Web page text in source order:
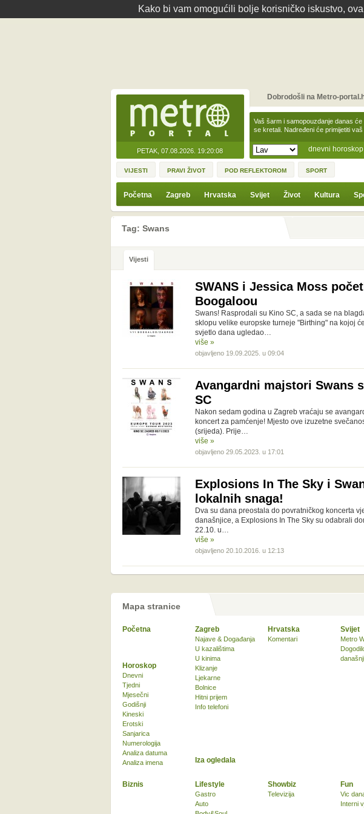
Kako bi vam omogućili bolje korisničko iskustvo,
PETAK, 07.08.2026. 19:20:08 dnevni horoskop
Vaš šarm i samopouzdanje danas
se kretali. Nadređeni će primijetiti
Dobrodošli na Metro-
VIJESTI PRAVI ŽIVOT POD REFLEKTOROM SPORT
Početna Zagreb Hrvatska Svijet Život Kultura
Tag: Swans
Vijesti
SWANS i Jessica Moss
Boogaloou
Swans! Rasprodali su Kino SC, a sada se na
sklopu velike europske turneje "Birthing" na kojoj
svjetlo dana ugledao…
više »
objavljeno 19.09.2025. u 09:04
Avangardni majstori Swans
SC
Nakon sedam godina u Zagreb vraćaju se
koncert za pamćenje! Mjesto ove izuzetne
(srijeda). Prije…
više »
objavljeno 29.05.2023. u 17:01
Explosions In The Sky i
lokalnih snaga!
Dva su dana preostala do povratničkog koncerta
današnjice, a Explosions In The Sky su odabrali
22.10. u…
više »
objavljeno 20.10.2016. u 12:13
Mapa stranice
Početna Zagreb
Najave & Događanja
U kazalištima
U kinima
Klizanje
Ljekarne
Bolnice
Hitni prijem
Info telefoni
Hrvatska
Komentari
Svijet
Metro
Biznis Lifestyle
Gastro
Auto
Showbiz
Televizija
Fun
Vic
Interni
Horoskop
Dnevni
Tjedni
Mjesečni
Godišnji
Kineski
Erotski
Sanjarica
Numerologija
Analiza datuma
Analiza imena
Iza ogledala